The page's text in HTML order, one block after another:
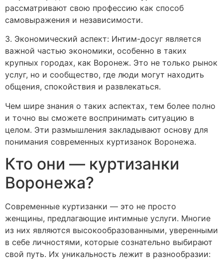
рассматривают свою профессию как способ
самовыражения и независимости.
3. Экономический аспект: Интим-досуг является
важной частью экономики, особенно в таких
крупных городах, как Воронеж. Это не только рынок
услуг, но и сообщество, где люди могут находить
общения, спокойствия и развлекаться.
Чем шире знания о таких аспектах, тем более полно
и точно вы сможете воспринимать ситуацию в
целом. Эти размышления закладывают основу для
понимания современных куртизанок Воронежа.
Кто они — куртизанки
Воронежа?
Современные куртизанки — это не просто
женщины, предлагающие интимные услуги. Многие
из них являются высокообразованными, уверенными
в себе личностями, которые сознательно выбирают
свой путь. Их уникальность лежит в разнообразии: